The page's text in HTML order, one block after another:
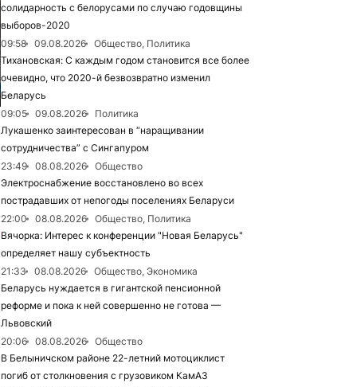
солидарность с белорусами по случаю годовщины
выборов-2020
09:58
09.08.2026
Общество, Политика
Тихановская: С каждым годом становится все более
очевидно, что 2020-й безвозвратно изменил
Беларусь
09:05
09.08.2026
Политика
Лукашенко заинтересован в “наращивании
сотрудничества” с Сингапуром
23:49
08.08.2026
Общество
Электроснабжение восстановлено во всех
пострадавших от непогоды поселениях Беларуси
22:00
08.08.2026
Общество, Политика
Вячорка: Интерес к конференции "Новая Беларусь"
определяет нашу субъектность
21:33
08.08.2026
Общество, Экономика
Беларусь нуждается в гигантской пенсионной
реформе и пока к ней совершенно не готова —
Львовский
20:06
08.08.2026
Общество
В Белыничском районе 22-летний мотоциклист
погиб от столкновения с грузовиком КамАЗ